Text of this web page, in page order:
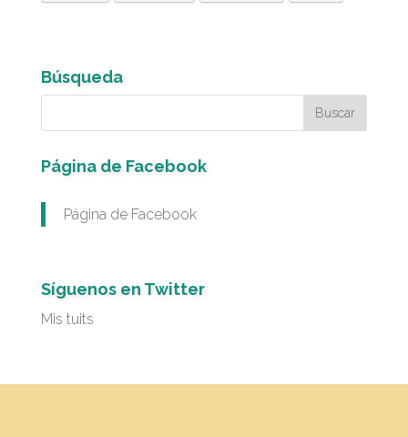
Búsqueda
Página de Facebook
Página de Facebook
Síguenos en Twitter
Mis tuits